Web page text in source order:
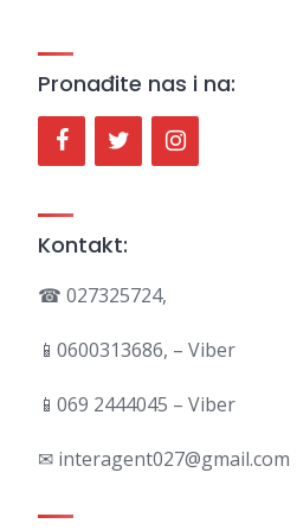
Pronađite nas i na:
Kontakt:
☎ 027325724,
📱0600313686, – Viber
📱069 2444045 – Viber
✉ interagent027@gmail.com